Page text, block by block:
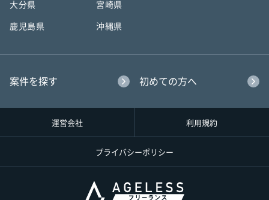
大分県 宮崎県
鹿児島県 沖縄県
案件を探す 初めての方へ
運営会社 利用規約
プライバシーポリシー